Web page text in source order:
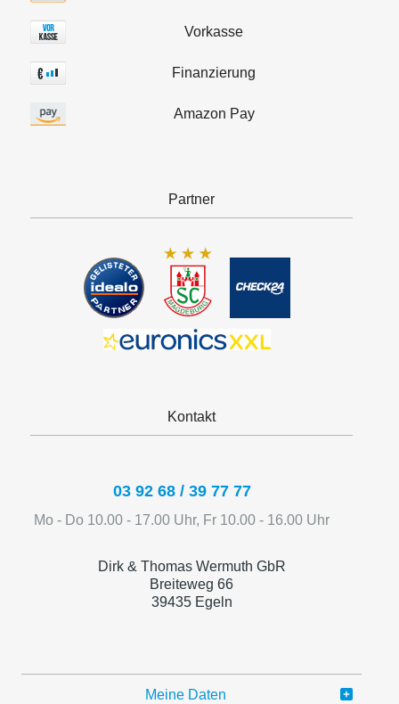
Vorkasse
Finanzierung
Amazon Pay
Partner
Kontakt
03 92 68 / 39 77 77
Mo - Do 10.00 - 17.00 Uhr, Fr 10.00 - 16.00 Uhr
Dirk & Thomas Wermuth GbR
Breiteweg 66
39435 Egeln
Meine Daten